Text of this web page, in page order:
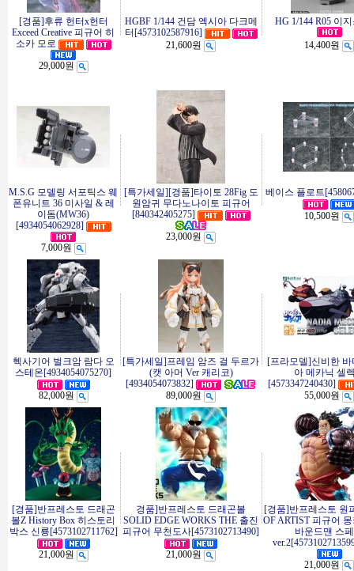
[경품]후류 헌터x헌터
Exceed Creative 피규어 히
소카 모로
29,000원
HGBF 1/144 건담 엑시아 다크메
터[4573102587916]
21,600원
HG 1/144 R05 이
14,400원
M.S.G 모델링 서포틱스 웨
폰유니트 36 미사일 & 레
이돔(MW36)
[4934054062928]
7,000원
[특가세일][경품]타이토 28Fig 도
원암귀 무다노나이토 피규어
[840342405275]
23,000원
베이스 플로트
10,500원
헥사기어 벌크암 람다 오
스테온[4934054075270]
82,000원
[특가세일]프레임 암즈 걸 두르가
(캣 아머 Ver 캐리코)
[4934054073832]
89,000원
[프라모델]신비한 바
아 메카닉 셀
[4573347240430]
55,000원
[경품]반프레스토 드래곤
볼Z History Box 히스토리
박스 신룡[4573102711762]
21,000원
경품]반프레스토 드래곤볼
SOLID EDGE WORKS THE 출진
피규어 무천도사[4573102713490]
21,000원
[경품]반프레스토 원
OF ARTIST 피규어
바운드맨 스
21,000원